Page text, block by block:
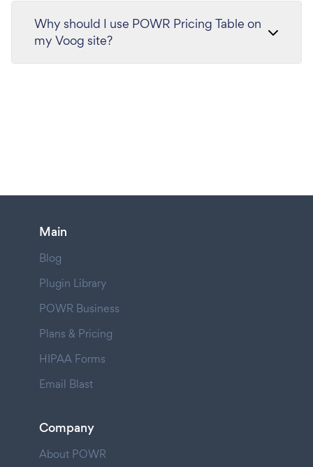
Why should I use POWR Pricing Table on
my Voog site?
Main
Blog
Plugin Library
POWR Business
Plans & Pricing
HIPAA Forms
Email Blast
Company
About POWR